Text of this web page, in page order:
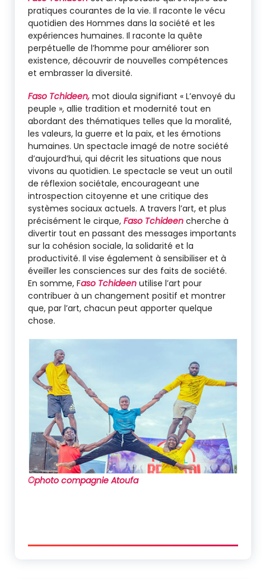
pratiques courantes de la vie. Il raconte le vécu
quotidien des Hommes dans la société et les
expériences humaines. Il raconte la quête
perpétuelle de l’homme pour améliorer son
existence, découvrir de nouvelles compétences
et embrasser la diversité.
Faso Tchideen, mot dioula signifiant « L’envoyé du
peuple », allie tradition et modernité tout en
abordant des thématiques telles que la moralité,
les valeurs, la guerre et la paix, et les émotions
humaines. Un spectacle imagé de notre société
d’aujourd’hui, qui décrit les situations que nous
vivons au quotidien. Le spectacle se veut un outil
de réflexion sociétale, encourageant une
introspection citoyenne et une critique des
systèmes sociaux actuels. A travers l’art, et plus
précisément le cirque, Faso Tchideen cherche à
divertir tout en passant des messages importants
sur la cohésion sociale, la solidarité et la
productivité. Il vise également à sensibiliser et à
éveiller les consciences sur des faits de société.
En somme, Faso Tchideen utilise l’art pour
contribuer à un changement positif et montrer
que, par l’art, chacun peut apporter quelque
chose.
©photo compagnie Atoufa